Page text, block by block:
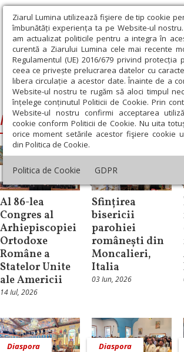
Ziarul Lumina utilizează fişiere de tip cookie
îmbunătăți experiența ta pe Website-ul
am actualizat politicile pentru a integra în
curentă a Ziarului Lumina cele mai recente
Regulamentul (UE) 2016/679 privind protecția
ceea ce privește prelucrarea datelor cu
libera circulație a acestor date. Înainte de a
Website-ul nostru te rugăm să aloci timpul
înțelege conținutul Politicii de Cookie. Prin
Website-ul nostru confirmi acceptarea
cookie conform Politicii de Cookie. Nu uita
orice moment setările acestor fişiere cookie
din Politica de Cookie.
Politica de Cookie GDPR
Ziarul Lumina › Nicolae, Mitropolitul celor două
Nicolae, Mitropolitul celor
Știri
Al 86-lea
Congres al
Arhiepiscopiei
Ortodoxe
Române a
Statelor Unite
ale Americii
14 Iul, 2026
Diaspora
Sfințirea
bisericii
parohiei
românești din
Moncalieri,
Italia
03 Iun, 2026
Diaspora Diaspora